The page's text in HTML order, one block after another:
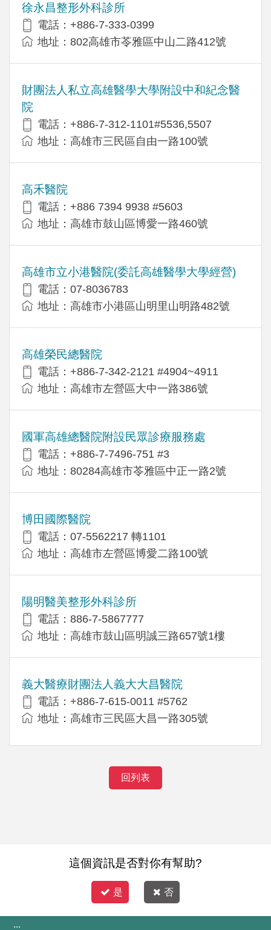
徐永昌整形外科診所
電話：+886-7-333-0399
地址：802高雄市苓雅區中山二路412號
財團法人私立高雄醫學大學附設中和紀念醫
院
電話：+886-7-312-1101#5536,5507
地址：高雄市三民區自由一路100號
高禾醫院
電話：+886 7394 9938 #5603
地址：高雄市鼓山區博愛一路460號
高雄市立小港醫院(委託高雄醫學大學經營)
電話：07-8036783
地址：高雄市小港區山明里山明路482號
高雄榮民總醫院
電話：+886-7-342-2121 #4904~4911
地址：高雄市左營區大中一路386號
國軍高雄總醫院附設民眾診療服務處
電話：+886-7-7496-751 #3
地址：80284高雄市苓雅區中正一路2號
博田國際醫院
電話：07-5562217 轉1101
地址：高雄市左營區博愛二路100號
陽明醫美整形外科診所
電話：886-7-5867777
地址：高雄市鼓山區明誠三路657號1樓
義大醫療財團法人義大大昌醫院
電話：+886-7-615-0011 #5762
地址：高雄市三民區大昌一路305號
回列表
這個資訊是否對你有幫助?
是 否